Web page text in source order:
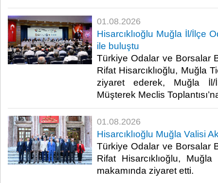
01.08.2026
Hisarcıklıoğlu Muğla İl/İlçe
ile buluştu
Türkiye Odalar ve Borsalar
Rifat Hisarcıklıoğlu, Muğla
ziyaret ederek, Muğla
Müşterek Meclis
01.08.2026
Hisarcıklıoğlu Muğla Valisi
Türkiye Odalar ve Borsalar
Rifat Hisarcıklıoğlu, Muğla
makamında ziyaret etti.​